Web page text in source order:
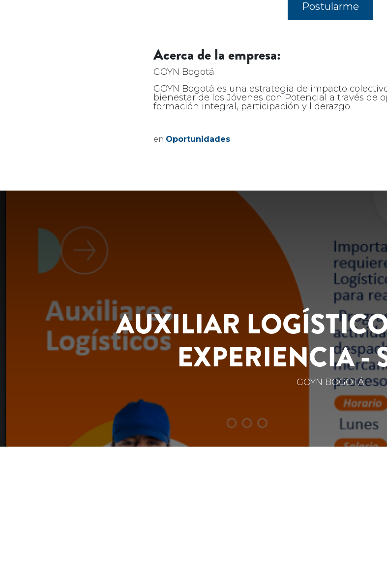
Postularme
Acerca de la empresa:
GOYN Bogotá
GOYN Bogotá es una estrategia de impacto
bienestar de los Jóvenes con Potencial a través de
formación integral, participación y liderazgo.
en Oportunidades
AUXILIAR
EXPERIENCIA -
GOYN BOGOTÁ